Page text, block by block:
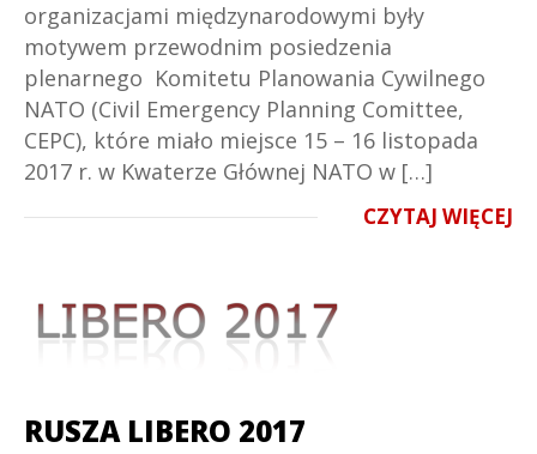
organizacjami międzynarodowymi były
motywem przewodnim posiedzenia
plenarnego Komitetu Planowania Cywilnego
NATO (Civil Emergency Planning Comittee,
CEPC), które miało miejsce 15 – 16 listopada
2017 r. w Kwaterze Głównej NATO w […]
CZYTAJ WIĘCEJ
RUSZA LIBERO 2017